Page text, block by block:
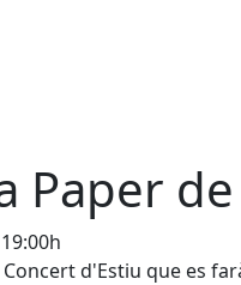
Paper
d'Estiu que es